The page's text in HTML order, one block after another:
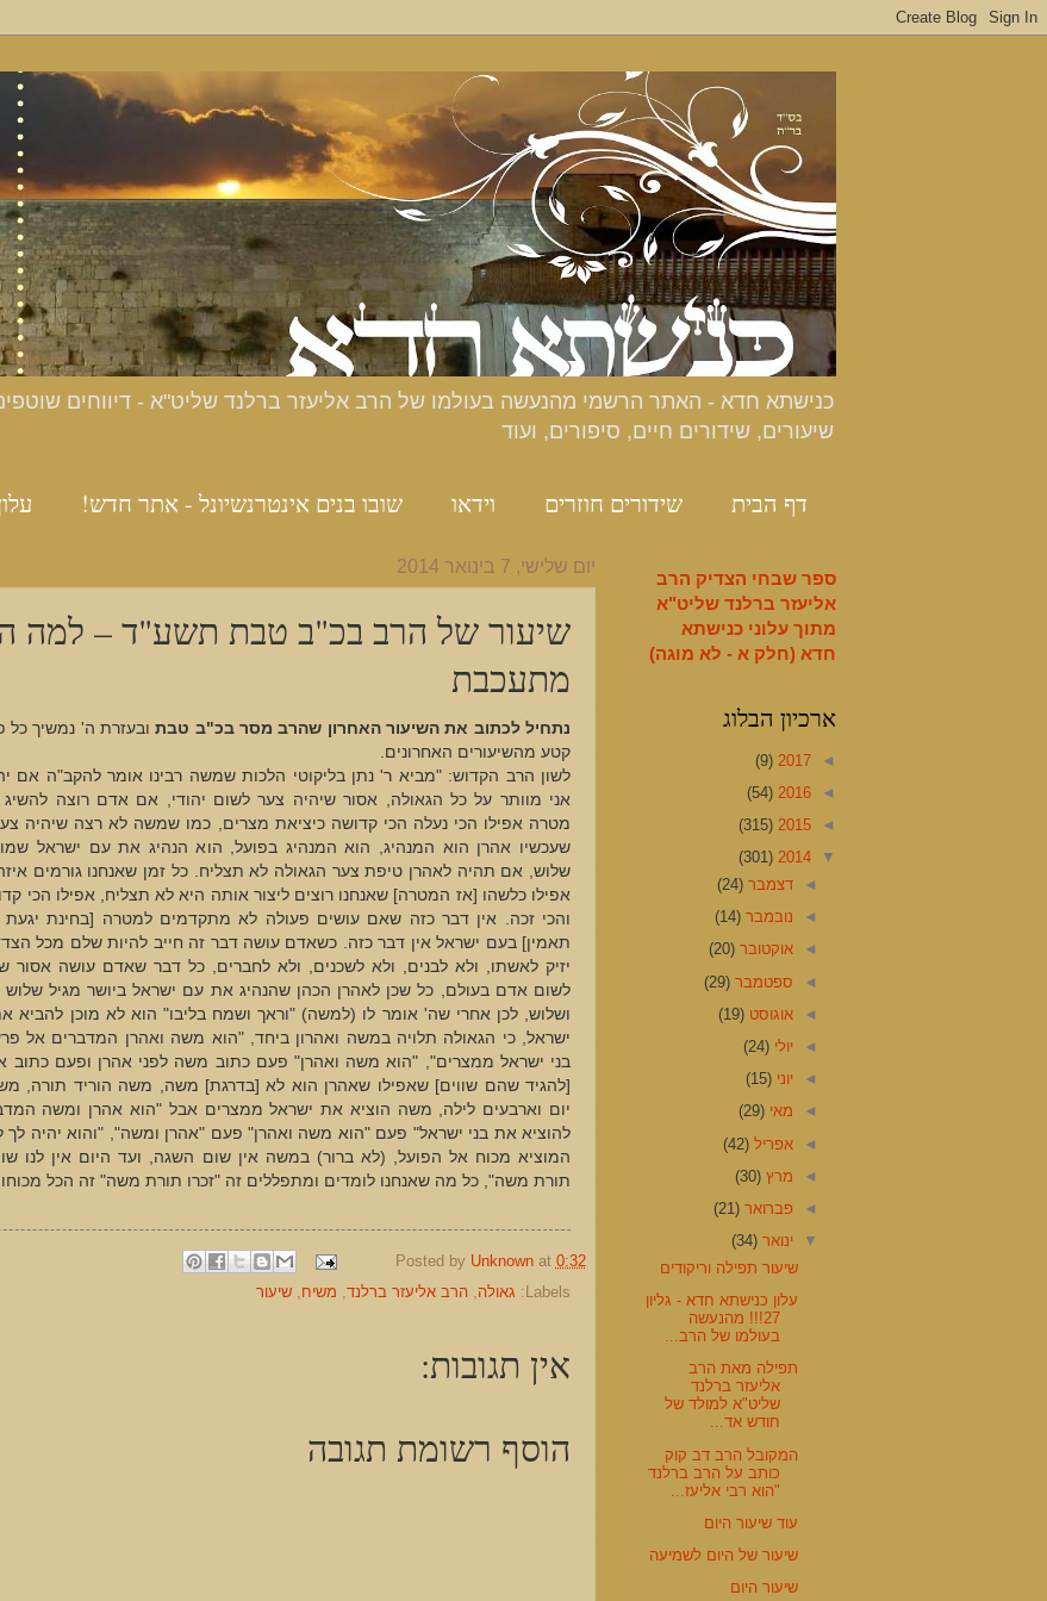
שיעורים, שידורים חיים, סיפורים, ועוד
דף הבית שידורים חוזרים וידאו שובו בנים אינטרנשיונל - אתר חדש!
יום שלישי, 7 בינואר 2014
שיעור של הרב בכ"ב טבת תשע"ד – למה
מתעכבת
נתחיל לכתוב את השיעור האחרון שהרב מסר בכ"ב טבתובעזרת ה' נמשיך כל
קטע מהשיעורים האחרונים.
לשון הרב הקדוש: "מביא ר' נתן בליקוטי הלכות שמשה רבינו אומר להקב"ה אם
אני מוותר על כל הגאולה, אסור שיהיה צער לשום יהודי, אם אדם רוצה להשיג
מטרה אפילו הכי נעלה הכי קדושה כיציאת מצרים, כמו שמשה לא רצה שיהיה
שעכשיו אהרן הוא המנהיג, הוא המנהיג בפועל, הוא הנהיג את עם ישראל
שלוש, אם תהיה לאהרן טיפת צער הגאולה לא תצליח. כל זמן שאנחנו גורמים
אפילו כלשהו [אז המטרה] שאנחנו רוצים ליצור אותה היא לא תצליח, אפילו הכי
והכי זכה. אין דבר כזה שאם עושים פעולה לא מתקדמים למטרה [בחינת
תאמין] בעם ישראל אין דבר כזה. כשאדם עושה דבר זה חייב להיות שלם מכל
יזיק לאשתו, ולא לבנים, ולא לשכנים, ולא לחברים, כל דבר שאדם עושה אסור
לשום אדם בעולם, כל שכן לאהרן הכהן שהנהיג את עם ישראל ביושר מגיל שלוש
ושלוש, לכן אחרי שה' אומר לו (למשה) "וראך ושמח בליבו" הוא לא מוכן להביא
ישראל, כי הגאולה תלויה במשה ואהרון ביחד, "הוא משה ואהרן המדברים אל
בני ישראל ממצרים", "הוא משה ואהרן" פעם כתוב משה לפני אהרן ופעם כתוב
[להגיד שהם שווים] שאפילו שאהרן הוא לא [בדרגת] משה, משה הוריד תורה,
יום וארבעים לילה, משה הוציא את ישראל ממצרים אבל "הוא אהרן ומשה
להוציא את בני ישראל" פעם "הוא משה ואהרן" פעם "אהרן ומשה", "והוא יהיה לך
המוציא מכוח אל הפועל, (לא ברור) במשה אין שום השגה, ועד היום אין לנו
תורת משה", כל מה שאנחנו לומדים ומתפללים זה "זכרו תורת משה" זה הכל
Posted by Unknown at 0:32
Labels:
גאולה, הרב אליעזר ברלנד, משיח, שיעור
אין תגובות:
הוסף רשומת תגובה
ספר שבחי הצדיק הרב
אליעזר ברלנד שליט"א
מתוך עלוני כנישתא
חדא (חלק א - לא מוגה)
ארכיון הבלוג
◄
2017
(9)
◄
2016
(54)
◄
2015
(315)
▼
2014
(301)
◄דצמבר(24)
◄ נובמבר(14)
◄אוקטובר(20)
◄ ספטמבר(29)
◄אוגוסט(19)
◄יולי(24)
◄יוני(15)
◄ מאי(29)
◄אפריל(42)
◄ מרץ(30)
◄ פברואר(21)
▼ינואר(34)
שיעור תפילה וריקודים
עלון כנישתא חדא - גליון
27!!! מהנעשה
בעולמו של הרב...
תפילה מאת הרב
אליעזר ברלנד
שליט"א למולד של
חודש אד...
המקובל הרב דב קוק
כותב על הרב ברלנד
"הוא רבי אליעז...
עוד שיעור היום
שיעור של היום לשמיעה
שיעור היום